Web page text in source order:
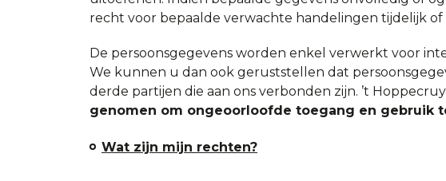
recht voor bepaalde verwachte handelingen tijdelijk
De persoonsgegevens worden enkel verwerkt voor
We kunnen u dan ook geruststellen dat
derde partijen die aan ons verbonden zijn. ’t
genomen om ongeoorloofde toegang en gebruik
Wat zijn mijn rechten?